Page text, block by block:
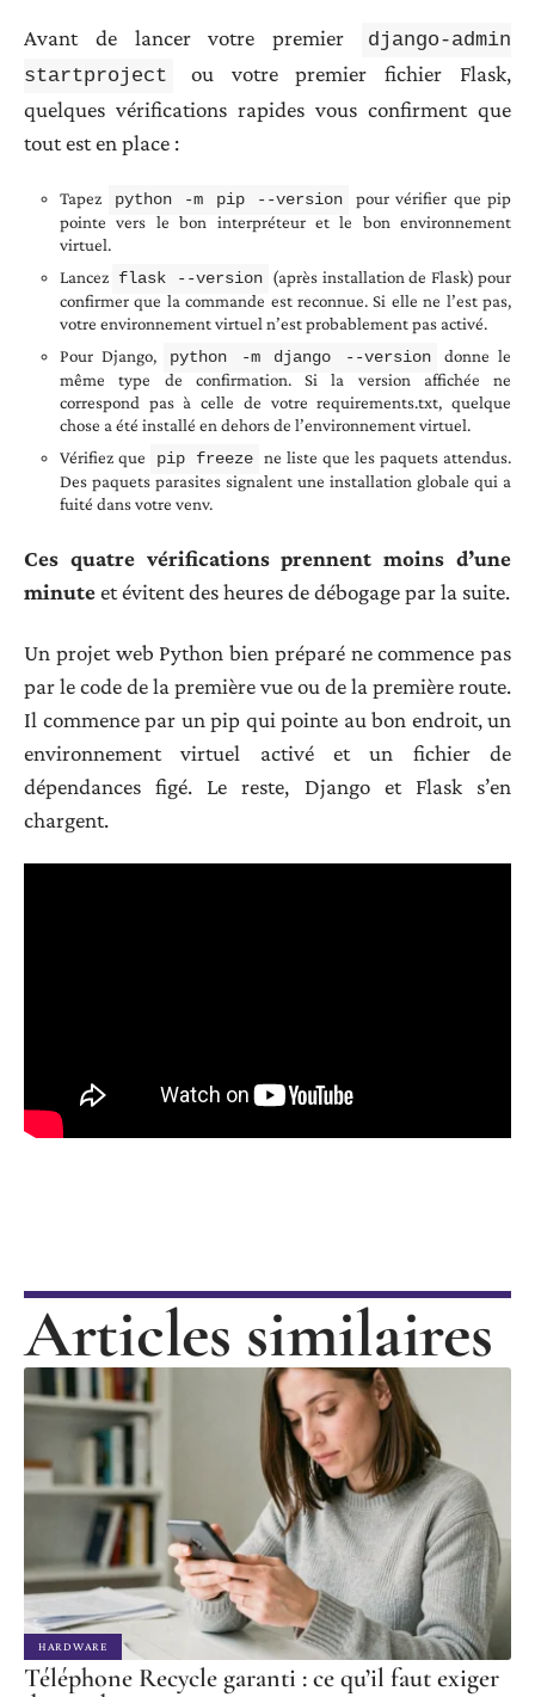
Avant de lancer votre premier
django-admin
startproject
ou votre premier fichier Flask,
quelques vérifications rapides vous confirment que
tout est en place :
Tapez python -m pip --version
pour vérifier que pip
pointe vers le bon interpréteur et le bon environnement
virtuel.
Lancez flask --version
(après installation de Flask) pour
confirmer que la commande est reconnue. Si elle ne l’est pas,
votre environnement virtuel n’est probablement pas activé.
Pour Django,
python -m django --version
donne le
même type de confirmation. Si la version affichée ne
correspond pas à celle de votre requirements.txt, quelque
chose a été installé en dehors de l’environnement virtuel.
Vérifiez que
pip freeze ne liste que les paquets attendus.
Des paquets parasites signalent une installation globale qui a
fuité dans votre venv.
Ces quatre vérifications prennent moins d’une
minuteet évitent des heures de débogage par la suite.
Un projet web Python bien préparé ne commence pas
par le code de la première vue ou de la première route.
Il commence par un pip qui pointe au bon endroit, un
environnement virtuel activé et un fichier de
dépendances figé. Le reste, Django et Flask s’en
chargent.
Articles similaires
HARDWARE
Téléphone Recycle garanti : ce qu’il faut exiger